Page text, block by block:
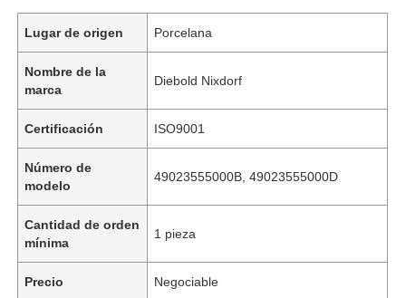
Lugar de origen Porcelana
Nombre de la
marca
Diebold Nixdorf
Certificación ISO9001
Número de
modelo
49023555000B, 49023555000D
Cantidad de orden
mínima
1 pieza
Precio Negociable